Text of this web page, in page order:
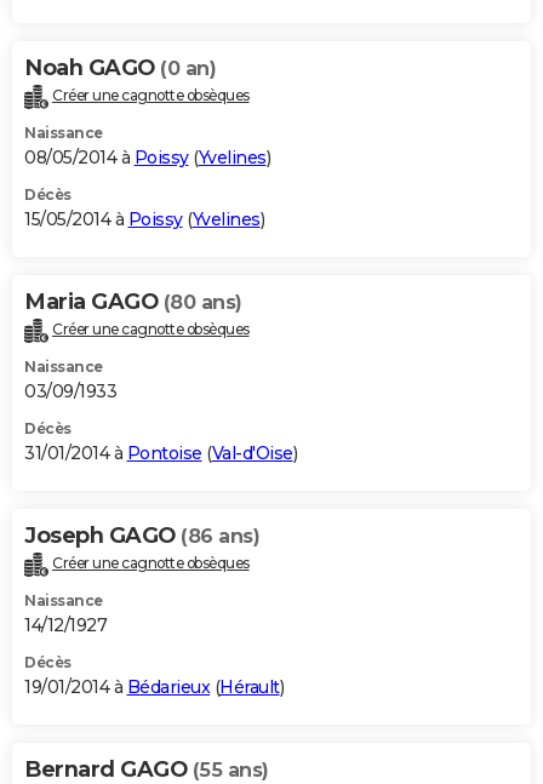
Noah GAGO (0 an)
Créer une cagnotte obsèques
Naissance
08/05/2014 à Poissy(Yvelines)
Décès
15/05/2014 à Poissy(Yvelines)
Maria GAGO (80 ans)
Créer une cagnotte obsèques
Naissance
03/09/1933
Décès
31/01/2014 à Pontoise (Val-d'Oise)
Joseph GAGO (86 ans)
Créer une cagnotte obsèques
Naissance
14/12/1927
Décès
19/01/2014 à Bédarieux(Hérault)
Bernard GAGO (55 ans)